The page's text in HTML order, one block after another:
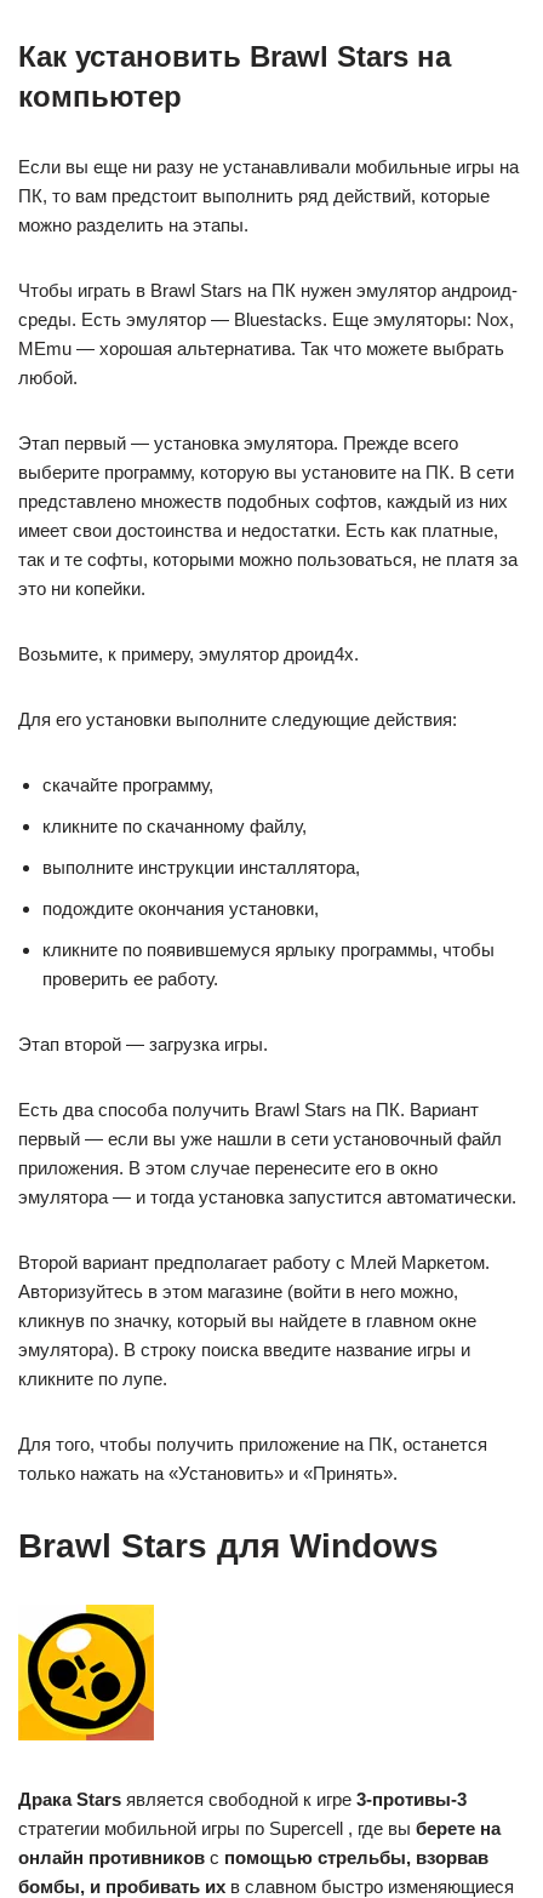
Как установить Brawl Stars на
компьютер
Если вы еще ни разу не устанавливали мобильные игры на
ПК, то вам предстоит выполнить ряд действий, которые
можно разделить на этапы.
Чтобы играть в Brawl Stars на ПК нужен эмулятор андроид-
среды. Есть эмулятор — Bluestacks. Еще эмуляторы: Nox,
MEmu — хорошая альтернатива. Так что можете выбрать
любой.
Этап первый — установка эмулятора. Прежде всего
выберите программу, которую вы установите на ПК. В сети
представлено множеств подобных софтов, каждый из них
имеет свои достоинства и недостатки. Есть как платные,
так и те софты, которыми можно пользоваться, не платя за
это ни копейки.
Возьмите, к примеру, эмулятор дроид4х.
Для его установки выполните следующие действия:
скачайте программу,
кликните по скачанному файлу,
выполните инструкции инсталлятора,
подождите окончания установки,
кликните по появившемуся ярлыку программы, чтобы
проверить ее работу.
Этап второй — загрузка игры.
Есть два способа получить Brawl Stars на ПК. Вариант
первый — если вы уже нашли в сети установочный файл
приложения. В этом случае перенесите его в окно
эмулятора — и тогда установка запустится автоматически.
Второй вариант предполагает работу с Млей Маркетом.
Авторизуйтесь в этом магазине (войти в него можно,
кликнув по значку, который вы найдете в главном окне
эмулятора). В строку поиска введите название игры и
кликните по лупе.
Для того, чтобы получить приложение на ПК, останется
только нажать на «Установить» и «Принять».
Brawl Stars для Windows
Драка Stars является свободной к игре 3-противы-3
стратегии мобильной игры по Supercell , где вы берете на
онлайн противников с помощью стрельбы, взорвав
бомбы, и пробивать их в славном быстро изменяющиеся